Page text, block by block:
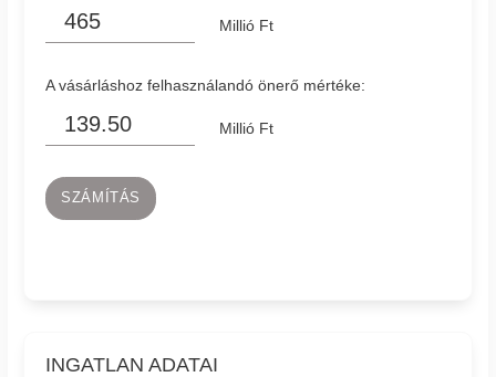
Millió Ft
A vásárláshoz felhasználandó önerő mértéke:
Millió Ft
SZÁMÍTÁS
INGATLAN ADATAI